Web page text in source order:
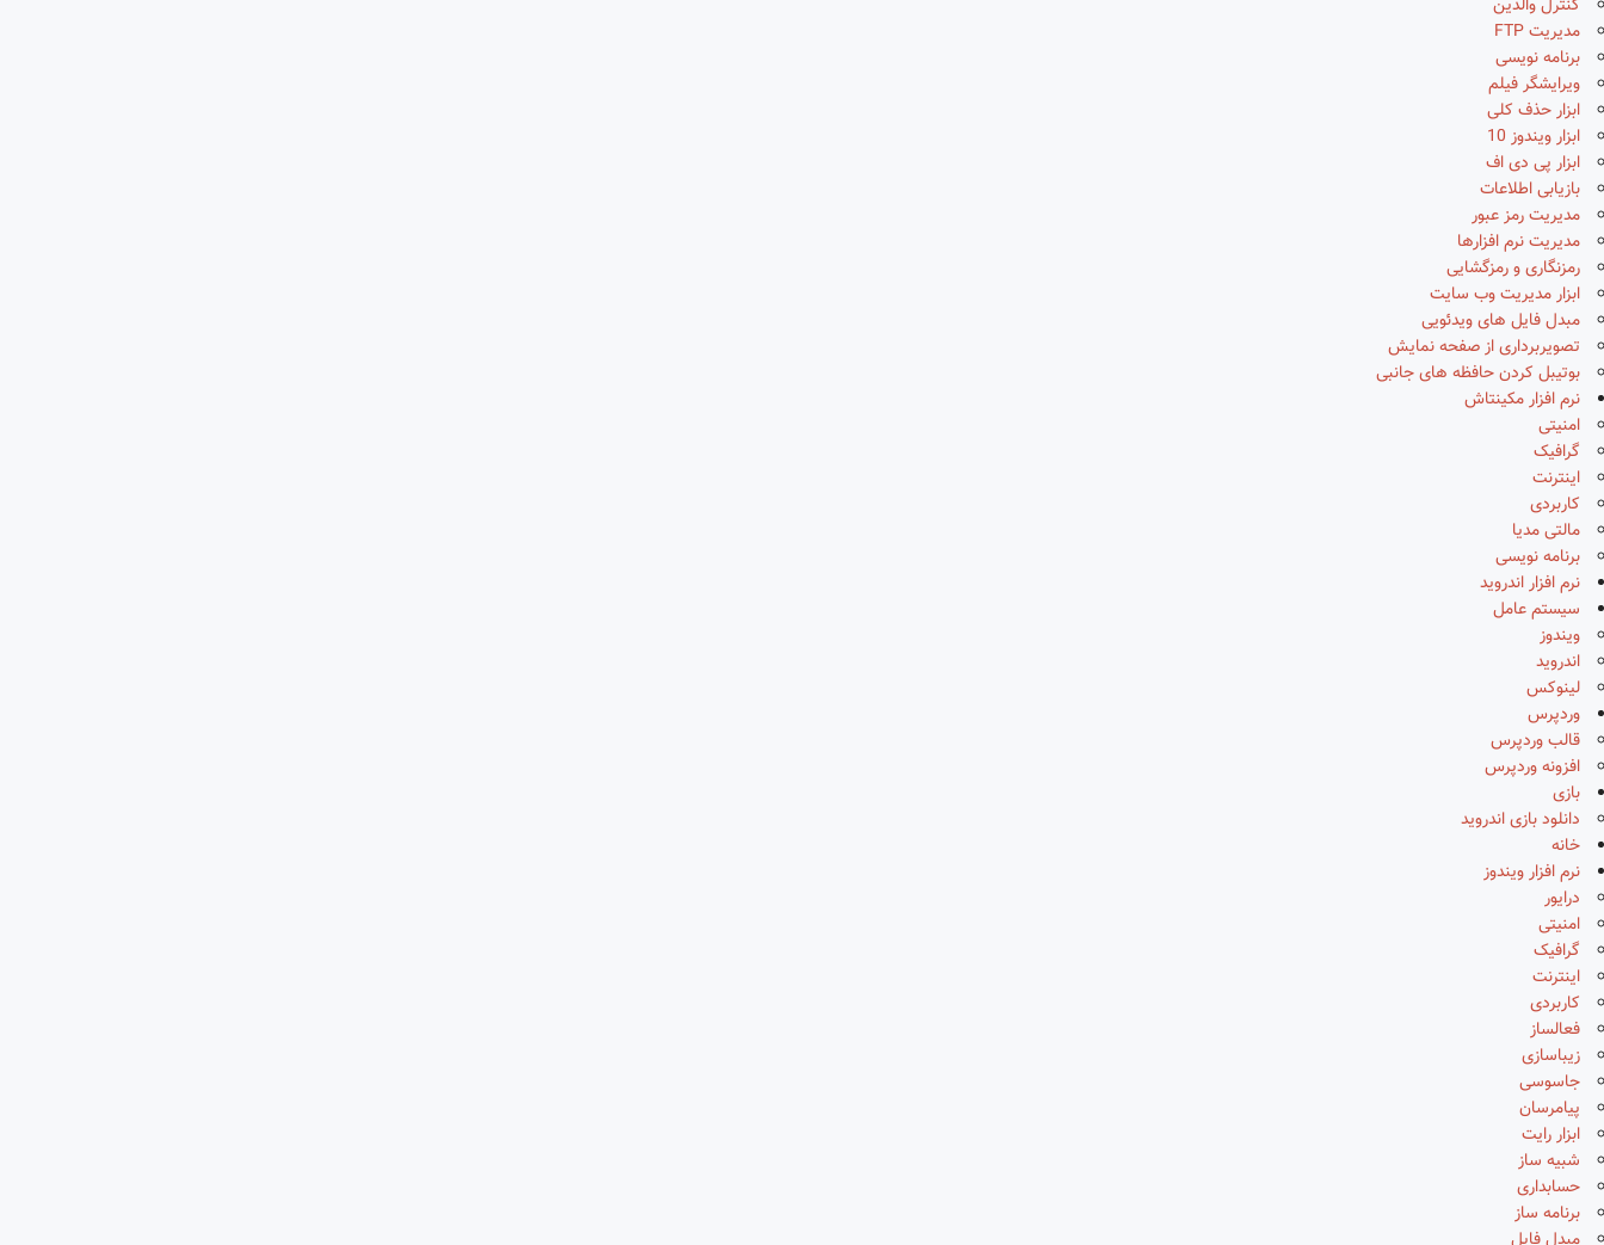
کنترل والدین
مدیریت FTP
برنامه نویسی
ویرایشگر فیلم
ابزار حذف کلی
ابزار ویندوز 10
ابزار پی دی اف
بازیابی اطلاعات
مدیریت رمز عبور
مدیریت نرم افزارها
رمزنگاری و رمزگشایی
ابزار مدیریت وب سایت
مبدل فایل های ویدئویی
تصویربرداری از صفحه نمایش
بوتیبل کردن حافظه های جانبی
نرم افزار مکینتاش
امنیتی
گرافیک
اینترنت
کاربردی
مالتی مدیا
برنامه نویسی
نرم افزار اندروید
سیستم عامل
ویندوز
اندروید
لینوکس
وردپرس
قالب وردپرس
افزونه وردپرس
بازی
دانلود بازی اندروید
خانه
نرم افزار ویندوز
درایور
امنیتی
گرافیک
اینترنت
کاربردی
فعالساز
زیباسازی
جاسوسی
پیامرسان
ابزار رایت
شبیه ساز
حسابداری
برنامه ساز